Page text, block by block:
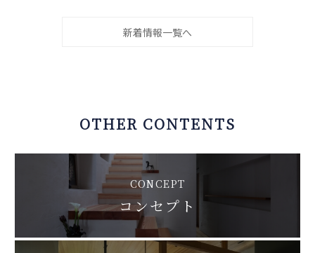
新着情報一覧へ
OTHER CONTENTS
CONCEPT
コンセプト